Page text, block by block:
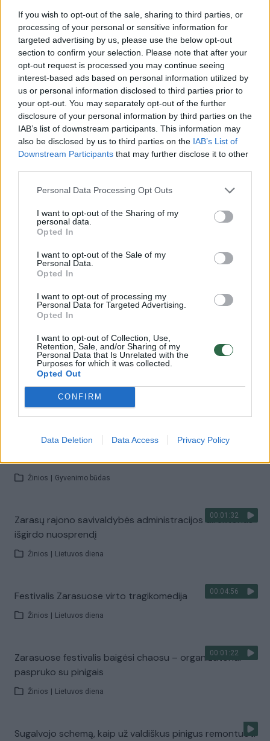
If you wish to opt-out of the sale, sharing to third parties, or
processing of your personal or sensitive information for
targeted advertising by us, please use the below opt-out
section to confirm your selection. Please note that after your
opt-out request is processed you may continue seeing
interest-based ads based on personal information utilized by
us or personal information disclosed to third parties prior to
your opt-out. You may separately opt-out of the further
disclosure of your personal information by third parties on the
IAB’s list of downstream participants. This information may
also be disclosed by us to third parties on the IAB’s List of
Downstream Participants that may further disclose it to other
Personal Data Processing Opt Outs
I want to opt-out of the Sharing of my
personal data.
Opted In
I want to opt-out of the Sale of my
Personal Data.
Opted In
I want to opt-out of processing my
Personal Data for Targeted Advertising.
Opted In
I want to opt-out of Collection, Use,
Retention, Sale, and/or Sharing of my
Personal Data that Is Unrelated with the
Purposes for which it was collected.
Opted Out
CONFIRM
Data Deletion Data Access Privacy Policy
privalote aplankyti
Žinios Gyvenimo būdas
00:04:51
Būtina aplankyti: vienintelis toks šalyje – autentiškai
veikiantis 300 metų senumo vandens malūnas
Žinios Gyvenimo būdas
00:01:22
Paaiškėjo Europos „Formulės 2“ čempionas – auksą
namo parsiveš lietuvis
Žinios | Sportas
Zarasų rajono gyventojai pamažu mokosi atliekų
Videoteka | Ekovizija
00:12:01
Istoriniai faktai apie Zarasus, kurių galėjote nežinoti
Zarasų gyventojas laužo stereotipus: „Ūkininkas –
nebe kaimo runkelis"
Gyvenimo būdas
00:03:32
Kuo lankytojus traukia Lietuvos Šveicarija vadinami
Žinios Gyvenimo būdas
00:01:32
Zarasų rajono savivaldybės administracijos direktorius
išgirdo nuosprendį
Žinios Lietuvos diena
00:04:56
Festivalis Zarasuose virto tragikomedija
Žinios Lietuvos diena
00:01:22
Zarasuose festivalis baigėsi chaosu – organizatoriai
paspruko su pinigais
Žinios Lietuvos diena
Sugalvojo schemą, kaip už valdiškus pinigus remontuoti